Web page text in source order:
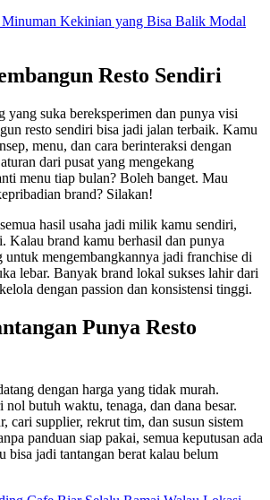
Minuman Kekinian yang Bisa Balik Modal
Resto Sendiri
yang suka bereksperimen dan punya visi
resto sendiri bisa jadi jalan terbaik. Kamu
menu, dan cara berinteraksi dengan
dari pusat yang mengekang
menu tiap bulan? Boleh banget. Mau
brand? Silakan!
hasil usaha jadi milik kamu sendiri,
Kalau brand kamu berhasil dan punya
untuk mengembangkannya jadi franchise di
lebar. Banyak brand lokal sukses lahir dari
dengan passion dan konsistensi tinggi.
Punya Resto
dengan harga yang tidak murah.
nol butuh waktu, tenaga, dan dana besar.
cari supplier, rekrut tim, dan susun sistem
panduan siap pakai, semua keputusan ada
jadi tantangan berat kalau belum